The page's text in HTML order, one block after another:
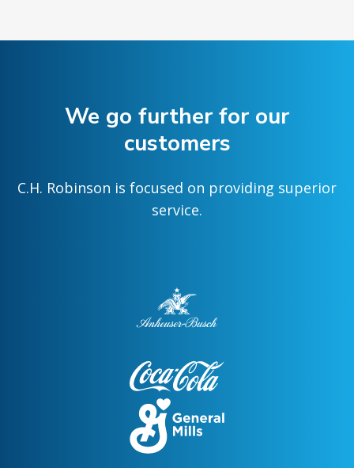
We go further for our
customers
C.H. Robinson is focused on providing superior
service.